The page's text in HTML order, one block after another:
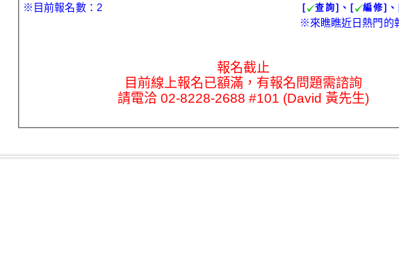
※目前報名數：2 [ 查詢]、[ 編修]
※來瞧瞧近日熱門的
報名截止
目前線上報名已額滿，有報名問題需諮詢
請電洽 02-8228-2688 #101 (David 黃先生)